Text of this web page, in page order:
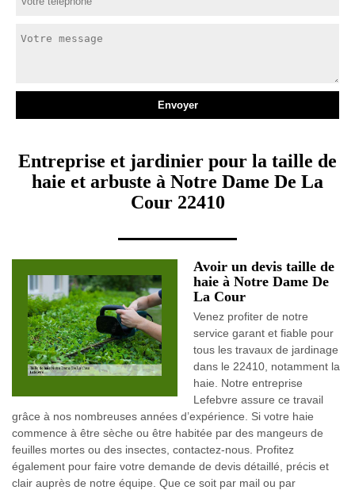
Entreprise et jardinier pour la taille de
haie et arbuste à Notre Dame De La
Cour 22410
Avoir un devis taille de
haie à Notre Dame De
La Cour
Venez profiter de notre
service garant et fiable pour
tous les travaux de jardinage
dans le 22410, notamment la
haie. Notre entreprise
Lefebvre assure ce travail
grâce à nos nombreuses années d’expérience. Si votre haie
commence à être sèche ou être habitée par des mangeurs de
feuilles mortes ou des insectes, contactez-nous. Profitez
également pour faire votre demande de devis détaillé, précis et
clair auprès de notre équipe. Que ce soit par mail ou par